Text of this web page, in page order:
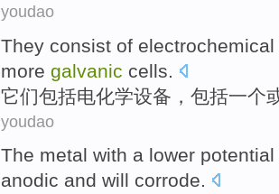
youdao
They consist of electrochemical
more galvanic cells
它们包括电化学设备 ， 包括一个
youdao
The metal with a lower potential
anodic and will corrode.